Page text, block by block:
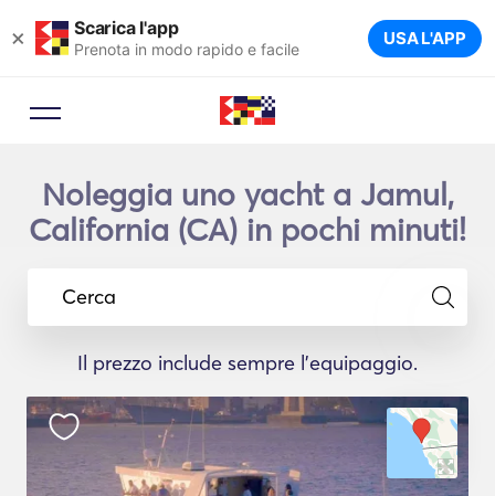
× Scarica l'app
Prenota in modo rapido e facile USA L'APP
Noleggia uno yacht a Jamul,
California (CA) in pochi minuti!
Cerca
Il prezzo include sempre l'equipaggio.